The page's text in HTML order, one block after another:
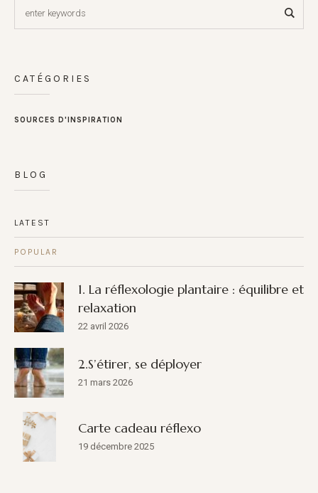
CATÉGORIES
SOURCES D'INSPIRATION
BLOG
LATEST
POPULAR
1. La réflexologie plantaire : équilibre et
relaxation
22 avril 2026
2.S’étirer, se déployer
21 mars 2026
Carte cadeau réflexo
19 décembre 2025